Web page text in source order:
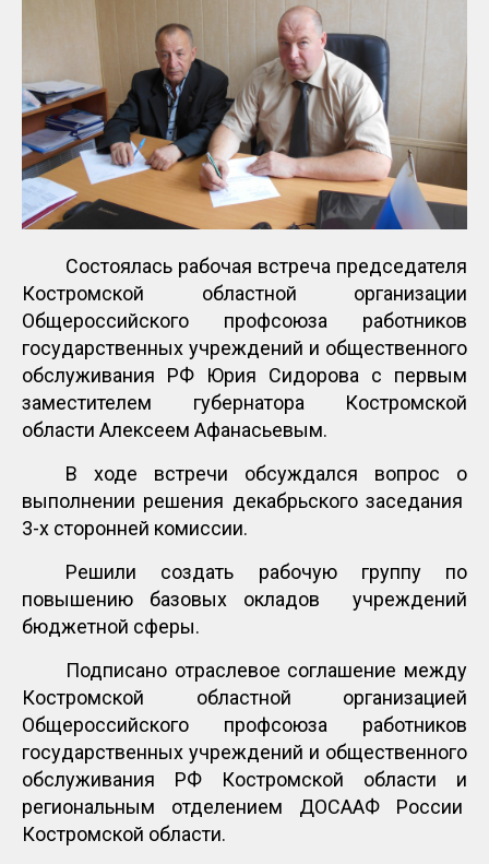
Состоялась рабочая встреча председателя
Костромской областной организации
Общероссийского профсоюза работников
государственных учреждений и общественного
обслуживания РФ Юрия Сидорова с первым
заместителем губернатора Костромской
области Алексеем Афанасьевым.
В ходе встречи обсуждался вопрос о
выполнении решения декабрьского заседания
3-х сторонней комиссии.
Решили создать рабочую группу по
повышению базовых окладов учреждений
бюджетной сферы.
Подписано отраслевое соглашение между
Костромской областной организацией
Общероссийского профсоюза работников
государственных учреждений и общественного
обслуживания РФ Костромской области и
региональным отделением ДОСААФ России
Костромской области.